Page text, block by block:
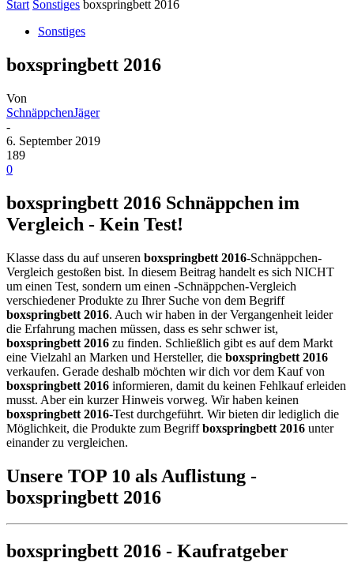
Start Sonstiges boxspringbett 2016
Sonstiges
boxspringbett 2016
Von
SchnäppchenJäger
-
6. September 2019
189
0
boxspringbett 2016 Schnäppchen im
Vergleich - Kein Test!
Klasse dass du auf unseren boxspringbett 2016-Schnäppchen-
Vergleich gestoßen bist. In diesem Beitrag handelt es sich NICHT
um einen Test, sondern um einen -Schnäppchen-Vergleich
verschiedener Produkte zu Ihrer Suche von dem Begriff
boxspringbett 2016. Auch wir haben in der Vergangenheit leider
die Erfahrung machen müssen, dass es sehr schwer ist,
boxspringbett 2016 zu finden. Schließlich gibt es auf dem Markt
eine Vielzahl an Marken und Hersteller, die boxspringbett 2016
verkaufen. Gerade deshalb möchten wir dich vor dem Kauf von
boxspringbett 2016 informieren, damit du keinen Fehlkauf erleiden
musst. Aber ein kurzer Hinweis vorweg. Wir haben keinen
boxspringbett 2016-Test durchgeführt. Wir bieten dir lediglich die
Möglichkeit, die Produkte zum Begriffboxspringbett 2016 unter
einander zu vergleichen.
Unsere TOP 10 als Auflistung -
boxspringbett 2016
boxspringbett 2016 - Kaufratgeber